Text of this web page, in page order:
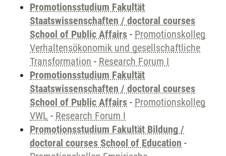
Promotionsstudium Fakultät
Staatswissenschaften / doctoral courses
School of Public Affairs - Promotionskolleg
Verhaltensökonomik und gesellschaftliche
Transformation - Research Forum I
Promotionsstudium Fakultät
Staatswissenschaften / doctoral courses
School of Public Affairs - Promotionskolleg
VWL - Research Forum I
Promotionsstudium Fakultät Bildung /
doctoral courses School of Education -